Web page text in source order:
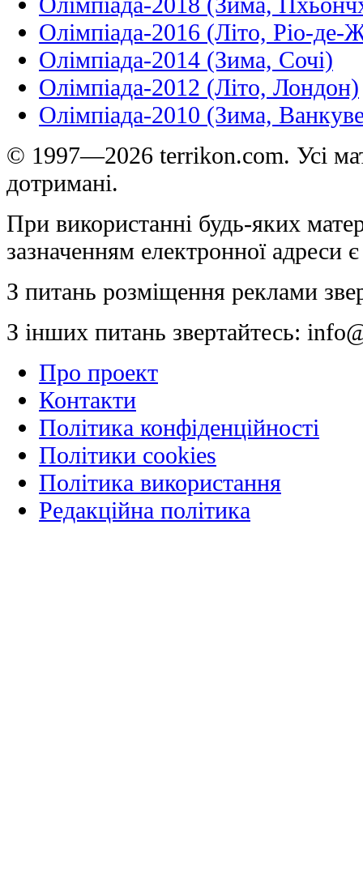
Олімпіада-2016 (Літо, Ріо-де-
Олімпіада-2014 (Зима, Сочі)
Олімпіада-2012 (Літо, Лондон)
Олімпіада-2010 (Зима,
© 1997—2026 terrikon.com. Усі
дотримані.
При використанні будь-яких
зазначенням електронної адреси
З питань розміщення реклами
З інших питань звертайтесь:
Про проект
Контакти
Політика конфіденційності
Політики cookies
Політика використання
Редакційна політика